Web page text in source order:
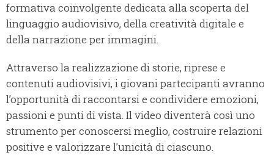
formativa coinvolgente dedicata alla scoperta del
linguaggio audiovisivo, della creatività digitale e
della narrazione per immagini.
Attraverso la realizzazione di storie, riprese e
contenuti audiovisivi, i giovani partecipanti avranno
l’opportunità di raccontarsi e condividere emozioni,
passioni e punti di vista. Il video diventerà così uno
strumento per conoscersi meglio, costruire relazioni
positive e valorizzare l’unicità di ciascuno.